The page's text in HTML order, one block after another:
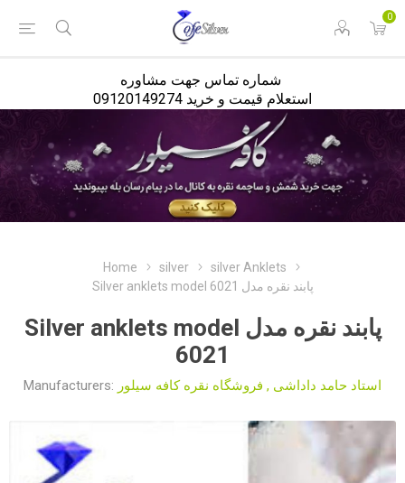
0
استعلام قیمت و خرید 09120149274
Home silver
silver Anklets
Silver anklets model پابند نقره مدل 6021
Silver anklets model پابند نقره مدل
6021
Manufacturers: استاد حامد داداشی , فروشگاه نقره کافه سیلور